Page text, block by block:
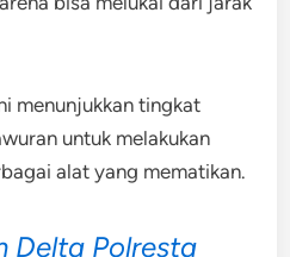
menunjukkan tingkat
untuk melakukan
alat yang mematikan.
Delta Polresta